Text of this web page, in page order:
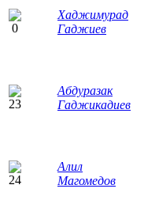
Хаджимурад
Гаджиев
Абдуразак
Гаджикадиев
Алил
Магомедов